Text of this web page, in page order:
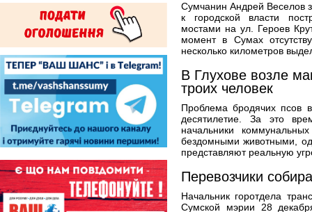
Сумчанин Андрей Веселов
к городской власти
мостами на ул. Героев
момент в Сумах
несколько километров
В Глухове возле
троих человек
Проблема бродячих псов
десятилетие. За это
начальники
бездомными животными,
представляют реальную
Перевозчики
Начальник горотдела
Сумской мэрии 28